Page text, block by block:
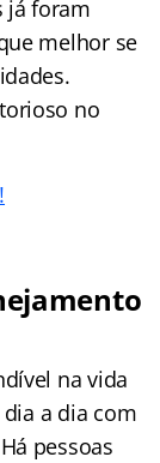
já foram
melhor se
no
na vida
a dia com
pessoas